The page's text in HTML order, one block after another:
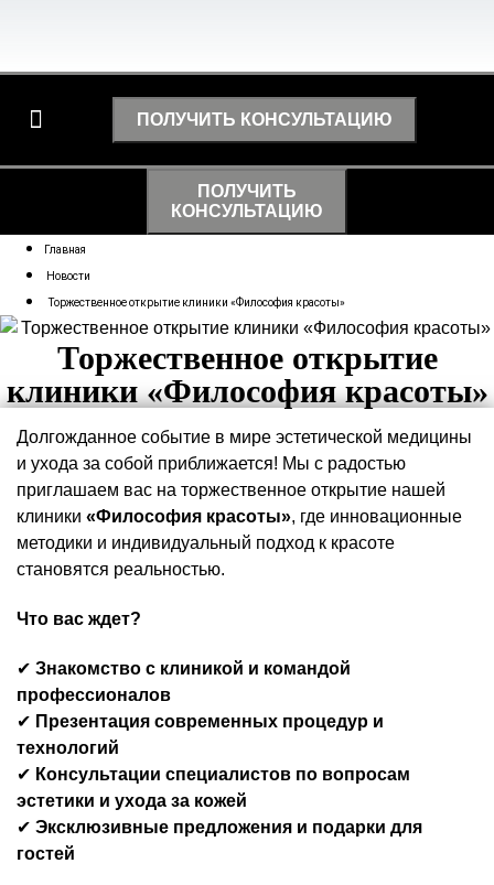
ПОЛУЧИТЬ КОНСУЛЬТАЦИЮ
ПОЛУЧИТЬ
КОНСУЛЬТАЦИЮ
Главная
Новости
Торжественное открытие клиники «Философия красоты»
Торжественное открытие
клиники «Философия красоты»
Долгожданное событие в мире эстетической медицины
и ухода за собой приближается! Мы с радостью
приглашаем вас на торжественное открытие нашей
клиники «Философия красоты», где инновационные
методики и индивидуальный подход к красоте
становятся реальностью.
Что вас ждет?
✔ Знакомство с клиникой и командой
профессионалов
✔ Презентация современных процедур и
технологий
✔ Консультации специалистов по вопросам
эстетики и ухода за кожей
✔ Эксклюзивные предложения и подарки для
гостей